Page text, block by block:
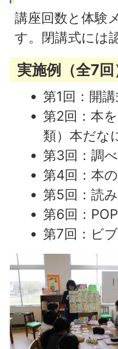
講座回数と体験
す。閉講式には
実施例（全7回
第1回：開
第2回：本
類）本だな
第3回：調
第4回：本
第5回：読
第6回：
第7回：ビ